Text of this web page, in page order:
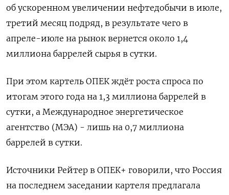
об ускоренном увеличении нефтедобычи в июле,
третий месяц подряд, в результате чего в
апреле-июле на рынок вернется около 1,4
миллиона баррелей сырья в сутки.
При этом картель ОПЕК ждёт роста спроса по
итогам этого года на 1,3 миллиона баррелей в
сутки, а Международное энергетическое
агентство (МЭА) - лишь на 0,7 миллиона
баррелей в сутки.
Источники Рейтер в ОПЕК+ говорили, что Россия
на последнем заседании картеля предлагала